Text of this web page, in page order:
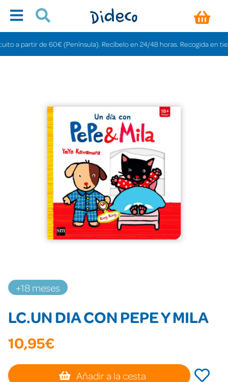
partir de 60€ (Península). Recíbelo en 24/48 horas. Recogida en
+18 meses
LC.UN DIA CON PEPE Y MILA
10,95€
Añadir a la cesta